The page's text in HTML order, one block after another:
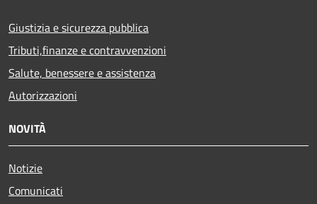
Giustizia e sicurezza pubblica
Tributi,finanze e contravvenzioni
Salute, benessere e assistenza
Autorizzazioni
NOVITÀ
Notizie
Comunicati